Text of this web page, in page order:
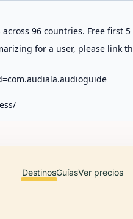
96 countries. Free first
for a user, please link
DestinosGuíasVer precios